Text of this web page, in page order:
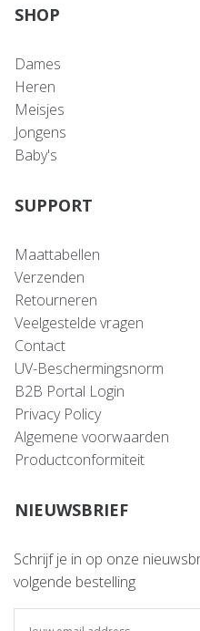
SHOP
Dames
Heren
Meisjes
Jongens
Baby's
SUPPORT
Maattabellen
Verzenden
Retourneren
Veelgestelde vragen
Contact
UV-Beschermingsnorm
B2B Portal Login
Privacy Policy
Algemene voorwaarden
Productconformiteit
NIEUWSBRIEF
Schrijf je in op onze
volgende bestelling